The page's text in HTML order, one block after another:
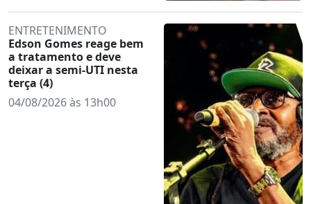
ENTRETENIMENTO
Edson Gomes reage bem
a tratamento e deve
deixar a semi-UTI nesta
terça (4)
04/08/2026 às 13h00